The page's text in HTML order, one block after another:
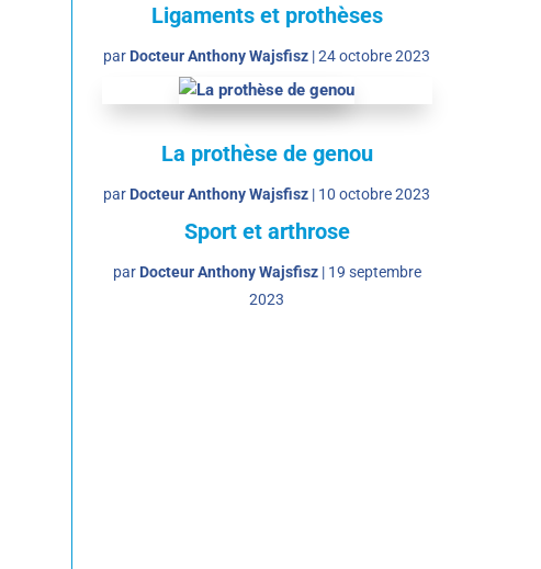
Ligaments et prothèses
par Docteur Anthony Wajsfisz |24 octobre 2023
La prothèse de genou
par Docteur Anthony Wajsfisz | 10 octobre 2023
Sport et arthrose
par Docteur Anthony Wajsfisz| 19 septembre
2023